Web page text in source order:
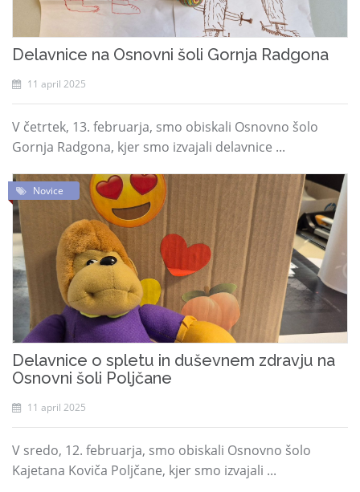
Delavnice na Osnovni šoli Gornja Radgona
11 april 2025
V četrtek, 13. februarja, smo obiskali Osnovno šolo
Gornja Radgona, kjer smo izvajali delavnice ...
Novice
Delavnice o spletu in duševnem zdravju na
Osnovni šoli Poljčane
11 april 2025
V sredo, 12. februarja, smo obiskali Osnovno šolo
Kajetana Koviča Poljčane, kjer smo izvajali ...